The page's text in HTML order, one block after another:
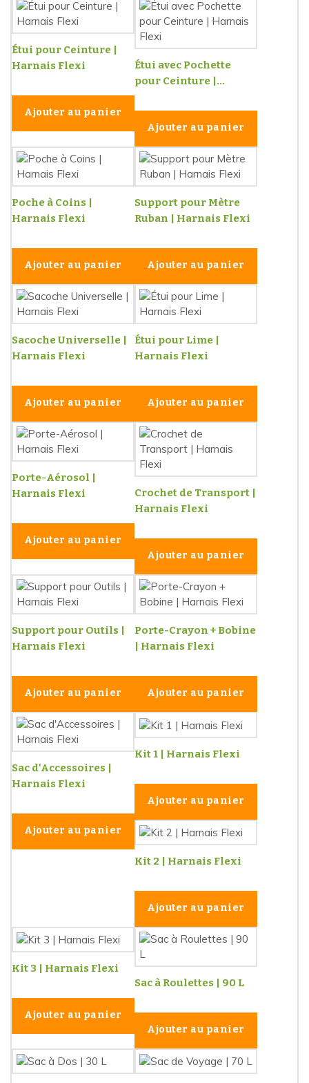
Étui pour Ceinture |
Harnais Flexi
Ajouter au panier
Étui avec Pochette
pour Ceinture |...
Ajouter au panier
Poche à Coins |
Harnais Flexi
Ajouter au panier
Support pour Mètre
Ruban | Harnais Flexi
Ajouter au panier
Sacoche Universelle |
Harnais Flexi
Ajouter au panier
Étui pour Lime |
Harnais Flexi
Ajouter au panier
Porte-Aérosol |
Harnais Flexi
Ajouter au panier
Crochet de Transport |
Harnais Flexi
Ajouter au panier
Support pour Outils |
Harnais Flexi
Ajouter au panier
Porte-Crayon + Bobine
| Harnais Flexi
Ajouter au panier
Sac d'Accessoires |
Harnais Flexi
Ajouter au panier
Kit 1 | Harnais Flexi
Ajouter au panier
Kit 2 | Harnais Flexi
Ajouter au panier
Kit 3 | Harnais Flexi
Ajouter au panier
Sac à Roulettes | 90 L
Ajouter au panier